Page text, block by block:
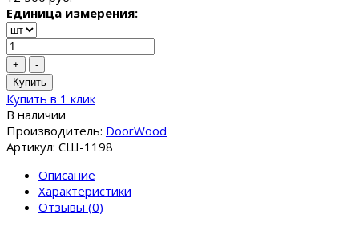
Единица измерения:
+
-
Купить
Купить в 1 клик
В наличии
Производитель: DoorWood
Артикул: СШ-1198
Описание
Характеристики
Отзывы (0)